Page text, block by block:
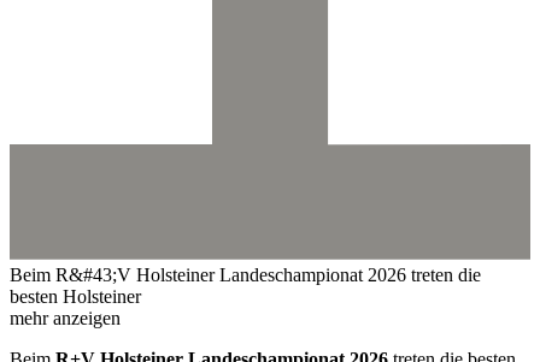
Beim R&#43;V Holsteiner Landeschampionat 2026 treten die
besten Holsteiner
mehr anzeigen